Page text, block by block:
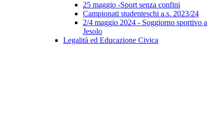
25 maggio -Sport senza confini
Campionati studenteschi a.s. 2023/24
2/4 maggio 2024 - Soggiorno sportivo a
Jesolo
Legalità ed Educazione Civica